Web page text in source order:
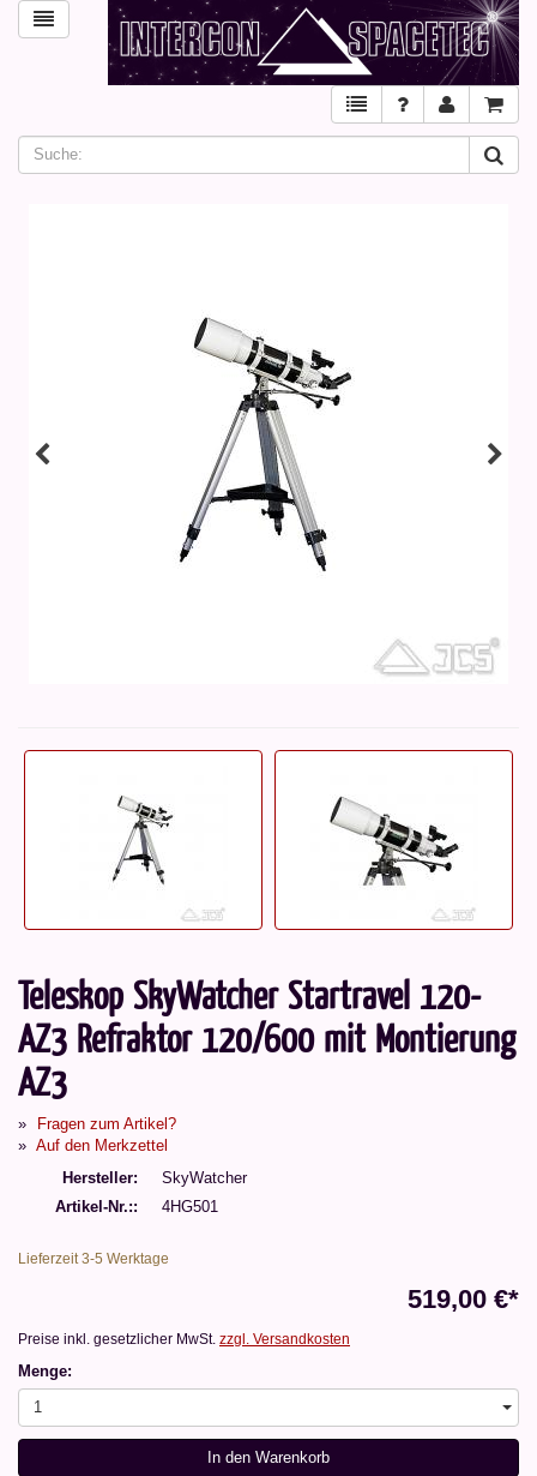
Teleskop SkyWatcher Startravel 120-
AZ3 Refraktor 120/600 mit Montierung
AZ3
Fragen zum Artikel?
Auf den Merkzettel
Hersteller
SkyWatcher
Artikel-Nr.:
4HG501
Lieferzeit 3-5 Werktage
519,00 €*
Preise inkl. gesetzlicher MwSt. zzgl. Versandkosten
Menge:
1
In den Warenkorb